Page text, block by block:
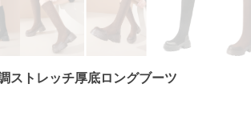
ストレッチ厚底ロングブーツ